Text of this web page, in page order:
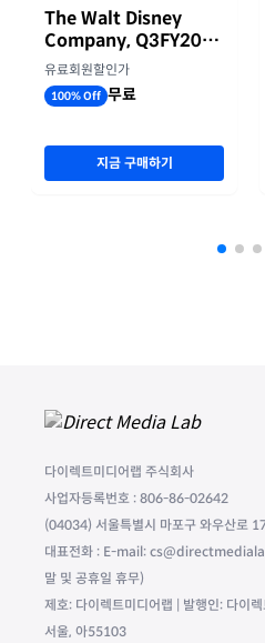
The Walt Disney
Company, Q3FY2026
실적자료
유료회원할인가
100% Off 무료
지금 구매하기
다이렉트미디어랩 주식회사
사업자등록번호 : 806-86-02642
(04034) 서울특별시 마포구 와우산로
대표전화 : E-mail:
말 및 공휴일 휴무)
제호: 다이렉트미디어랩 | 발행인: 다이
서울, 아55103